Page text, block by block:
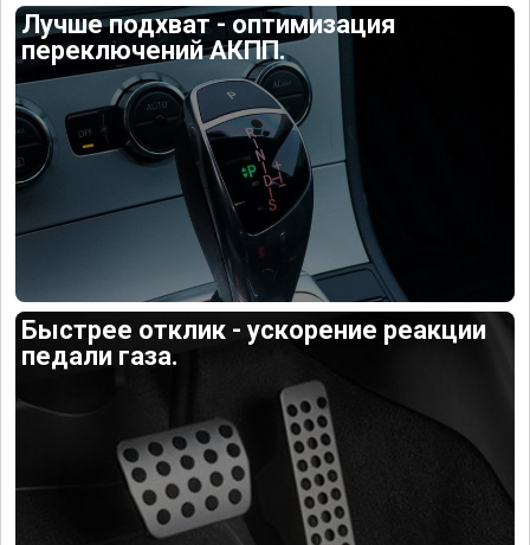
Лучше подхват - оптимизация
переключений АКПП.
Быстрее отклик - ускорение реакции
педали газа.